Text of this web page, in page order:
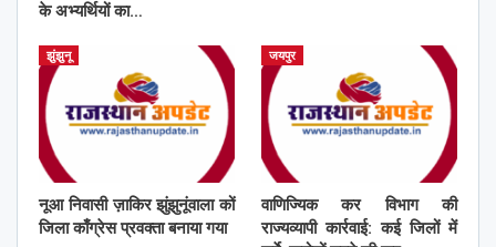
के अभ्यर्थियों का…
झुंझुनू
नूआ निवासी ज़ाकिर झुंझुनूंवाला कों
जिला काँग्रेस प्रवक्ता बनाया गया
जयपुर
वाणिज्यिक कर विभाग की
राज्यव्यापी कार्रवाई: कई जिलों में